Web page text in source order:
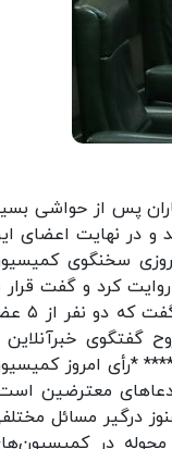
پس از حواشی بسیار
و در نهایت اعضای این
سخنگوی کمیسیون
کرد و گفت قرار بر
این شده است تعداد آراء موافقین و مخالفین علنی نشود. وی این را هم گفت که دو نفر از ۵ عضو
خبرآنلاین با
*رأی امروز کمیسیون
معترضین است؟
درگیر مسائل مختلفی
در کمیسیون‌های